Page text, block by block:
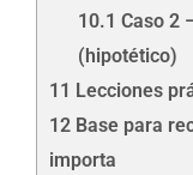
10.1 Caso 2
(hipotético)
11 Lecciones
12 Base para
importa